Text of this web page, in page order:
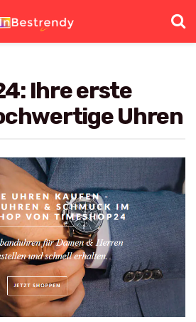
Ihre erste
Uhren